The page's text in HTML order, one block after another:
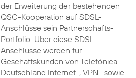
der Erweiterung der bestehenden
QSC-Kooperation auf SDSL-
Anschlüsse sein Partnerschafts-
Portfolio. Über diese SDSL-
Anschlüsse werden für
Geschäftskunden von Telefónica
Deutschland Internet-, VPN- sowie